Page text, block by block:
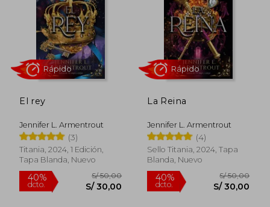
El rey
Jennifer L. Armentrout
(3)
Titania, 2024, 1 Edición,
Tapa Blanda, Nuevo
Rápido
La Reina
Jennifer L. Armentrout
(4)
Sello Titania, 2024, Tapa
Blanda, Nuevo
Rápido